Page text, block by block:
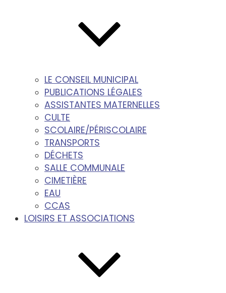
LE CONSEIL MUNICIPAL
PUBLICATIONS LÉGALES
ASSISTANTES MATERNELLES
CULTE
SCOLAIRE/PÉRISCOLAIRE
TRANSPORTS
DÉCHETS
SALLE COMMUNALE
CIMETIÈRE
EAU
CCAS
LOISIRS ET ASSOCIATIONS